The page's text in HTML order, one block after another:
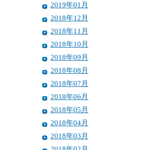
2019年01月
2018年12月
2018年11月
2018年10月
2018年09月
2018年08月
2018年07月
2018年06月
2018年05月
2018年04月
2018年03月